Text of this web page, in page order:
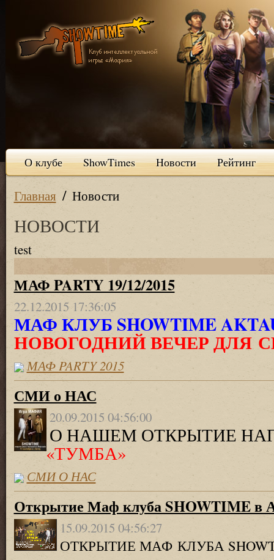
О клубе ShowTimes Новости Рейтинг
Главная / Новости
НОВОСТИ
test
МАФ PARTY 19/12/2015
22.12.2015 17:36:05
МАФ КЛУБ SHOWTIME
НОВОГОДНИЙ ВЕЧЕР ДЛЯ
МАФ PARTY 2015
СМИ о НАС
20.09.2015 04:56:00
О НАШЕМ ОТКРЫТИЕ
«ТУМБА»
СМИ О НАС
Открытие Маф клуба SHOWTIME в
15.09.2015 04:56:27
ОТКРЫТИЕ МАФ КЛУБА